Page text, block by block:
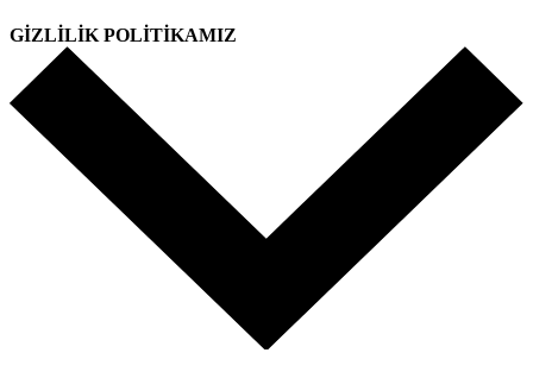
GİZLİLİK POLİTİKAMIZ